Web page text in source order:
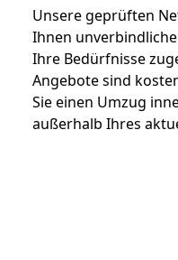
Unsere geprüften
Ihnen
Ihre Bedürfnisse
Angebote sind
Sie einen Umzug
außerhalb Ihres